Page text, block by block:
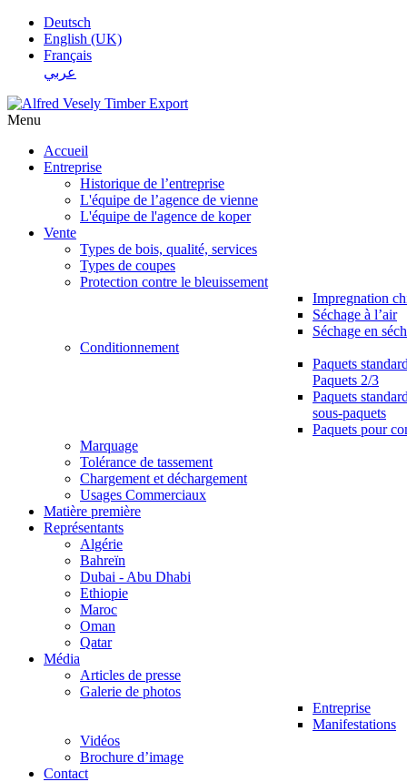
Deutsch
English (UK)
Français
عربي
Menu
Accueil
Entreprise
Historique de l’entreprise
L'équipe de l’agence de vienne
L'équipe de l'agence de koper
Vente
Types de bois, qualité, services
Types de coupes
Protection contre le bleuissement
Impregnation
Séchage à l’air
Séchage en
Conditionnement
Paquets
Paquets 2/3
Paquets
sous-paquets
Paquets pour
Marquage
Tolérance de tassement
Chargement et déchargement
Usages Commerciaux
Matière première
Représentants
Algérie
Bahreïn
Dubai - Abu Dhabi
Ethiopie
Maroc
Oman
Qatar
Média
Articles de presse
Galerie de photos
Entreprise
Manifestations
Vidéos
Brochure d’image
Contact